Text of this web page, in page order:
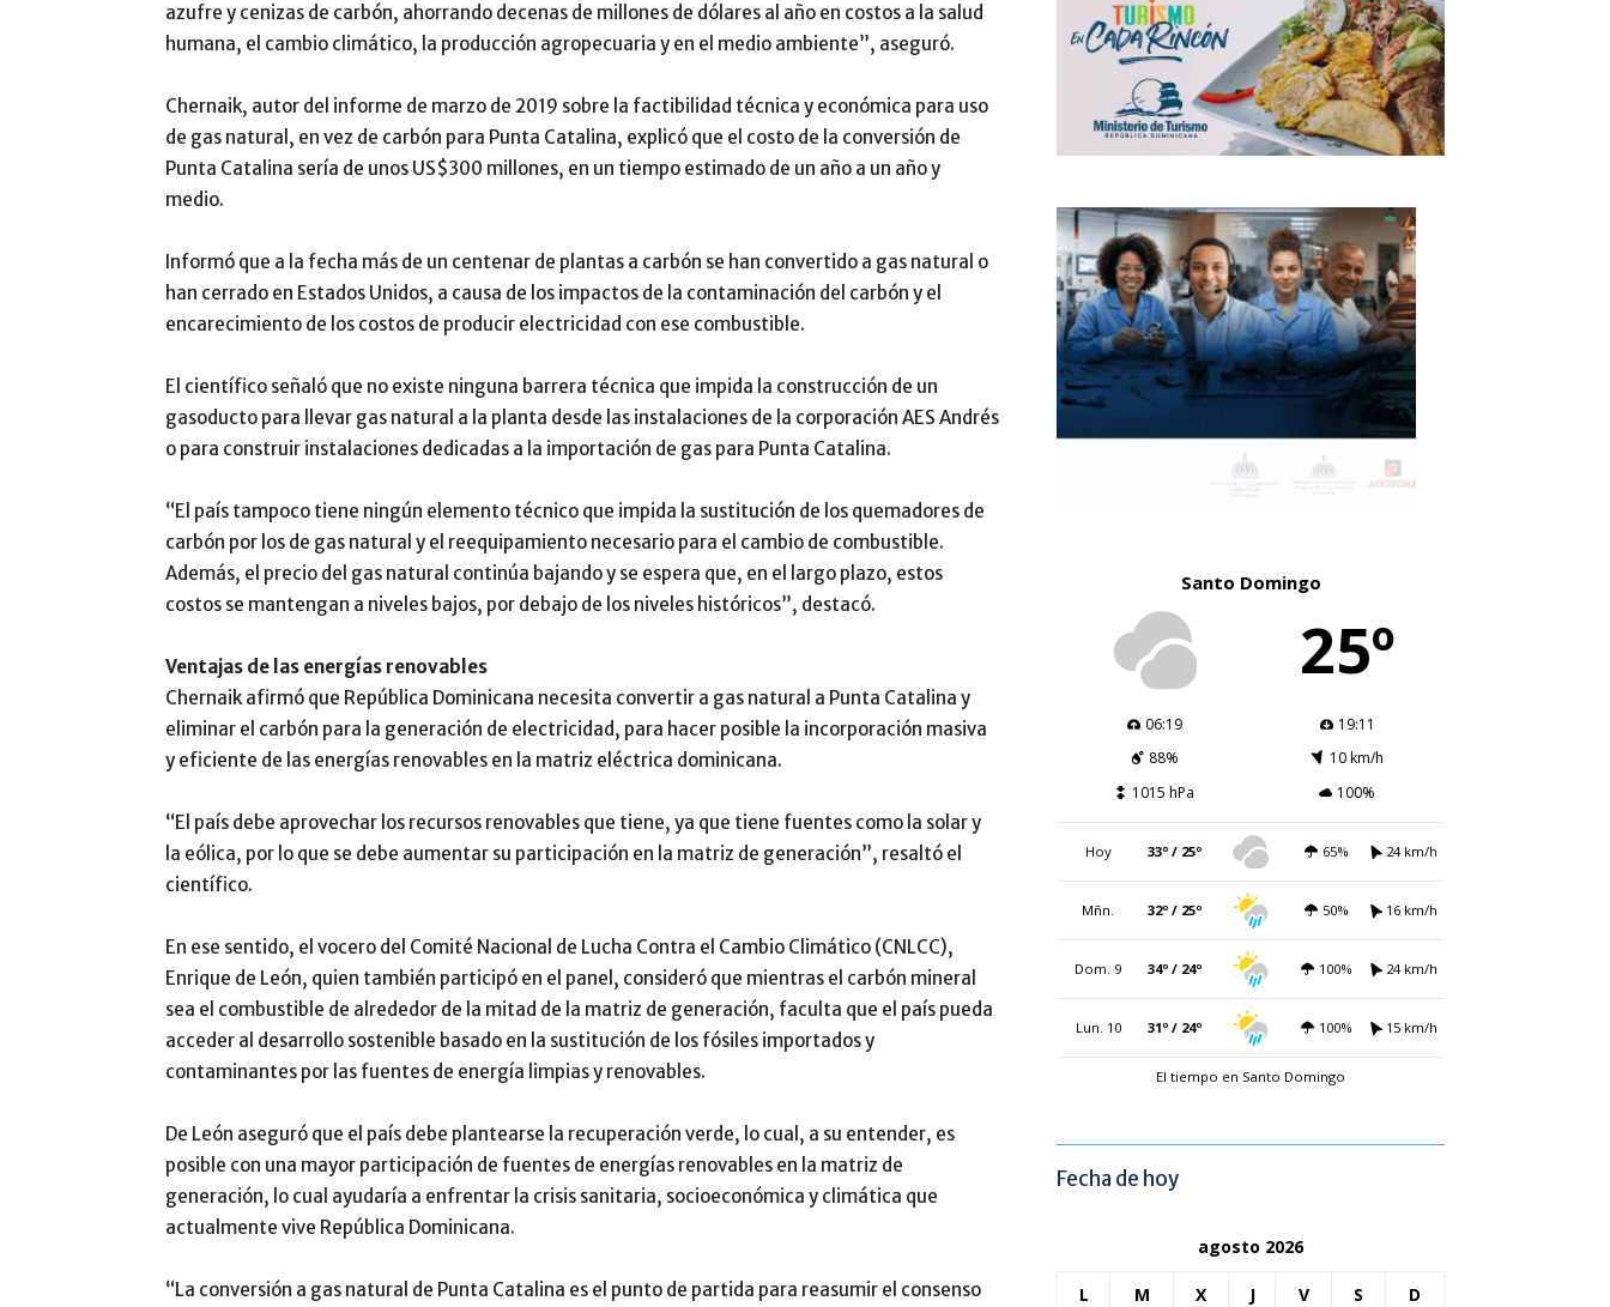
azufre y cenizas de carbón, ahorrando decenas de millones de dólares al año en costos a la salud
humana, el cambio climático, la producción agropecuaria y en el medio ambiente”, aseguró.
Chernaik, autor del informe de marzo de 2019 sobre la factibilidad técnica y económica para uso
de gas natural, en vez de carbón para Punta Catalina, explicó que el costo de la conversión de
Punta Catalina sería de unos US$300 millones, en un tiempo estimado de un año a un año y
medio.
Informó que a la fecha más de un centenar de plantas a carbón se han convertido a gas natural o
han cerrado en Estados Unidos, a causa de los impactos de la contaminación del carbón y el
encarecimiento de los costos de producir electricidad con ese combustible.
El científico señaló que no existe ninguna barrera técnica que impida la construcción de un
gasoducto para llevar gas natural a la planta desde las instalaciones de la corporación AES Andrés
o para construir instalaciones dedicadas a la importación de gas para Punta Catalina.
“El país tampoco tiene ningún elemento técnico que impida la sustitución de los quemadores de
carbón por los de gas natural y el reequipamiento necesario para el cambio de combustible.
Además, el precio del gas natural continúa bajando y se espera que, en el largo plazo, estos
costos se mantengan a niveles bajos, por debajo de los niveles históricos”, destacó.
Ventajas de las energías renovables
Chernaik afirmó que República Dominicana necesita convertir a gas natural a Punta Catalina y
eliminar el carbón para la generación de electricidad, para hacer posible la incorporación masiva
y eficiente de las energías renovables en la matriz eléctrica dominicana.
“El país debe aprovechar los recursos renovables que tiene, ya que tiene fuentes como la solar y
la eólica, por lo que se debe aumentar su participación en la matriz de generación”, resaltó el
científico.
En ese sentido, el vocero del Comité Nacional de Lucha Contra el Cambio Climático (CNLCC),
Enrique de León, quien también participó en el panel, consideró que mientras el carbón mineral
sea el combustible de alrededor de la mitad de la matriz de generación, faculta que el país pueda
acceder al desarrollo sostenible basado en la sustitución de los fósiles importados y
contaminantes por las fuentes de energía limpias y renovables.
De León aseguró que el país debe plantearse la recuperación verde, lo cual, a su entender, es
posible con una mayor participación de fuentes de energías renovables en la matriz de
generación, lo cual ayudaría a enfrentar la crisis sanitaria, socioeconómica y climática que
actualmente vive República Dominicana.
“La conversión a gas natural de Punta Catalina es el punto de partida para reasumir el consenso
Santo Domingo
25º
06:19
19:11
88%
10 km/h
1015 hPa
100%
Hoy 33º / 25º 65% 24 km/h
Mñn. 32º / 25º 50% 16 km/h
Dom. 9 34º / 24º 100% 24 km/h
Lun. 10 31º / 24º 100% 15 km/h
El tiempo en Santo Domingo
Fecha de hoy
agosto 2026
L M X J V S D